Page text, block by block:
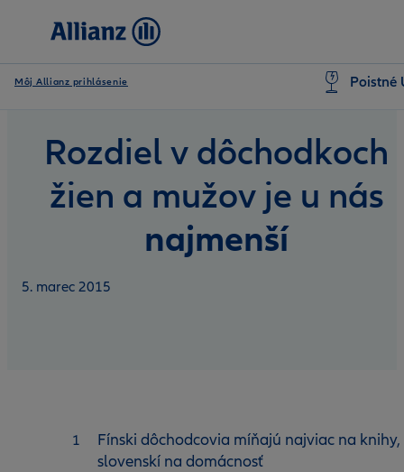
Môj Allianz prihlásenie Poistné
Rozdiel v dôchodkoch
žien a mužov je u nás
najmenší
5. marec 2015
Fínski dôchodcovia míňajú najviac na knihy,
slovenskí na domácnosť